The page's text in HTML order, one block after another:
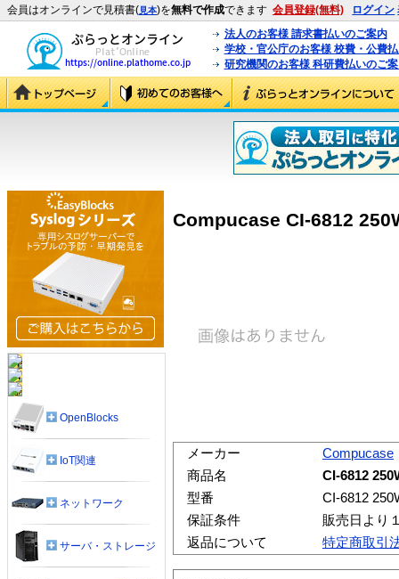
会員はオンラインで見積書(見本)を無料で作成できます 会員登録(無料) ログイン
法人のお客様 請求書払いのご案内
学校・官公庁のお客様 校費・公費
研究機関のお客様 科研費払いのご
Compucase CI-6812
メーカー
Compucase
商品名
CI-6812
型番
CI-6812
保証条件
販売日より
返品について
特定商取引
OpenBlocks
IoT関連
ネットワーク
サーバ・ストレージ